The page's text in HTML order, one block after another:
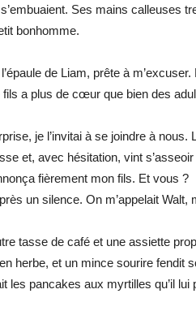
Ses mains calleuses
bonhomme.
de Liam, prête à
a plus de cœur que bien des
je l’invitai à se joindre à
et, avec hésitation, vint
fièrement mon fils. Et vous ?
un silence. On m’appelait
tasse de café et une assiette
herbe, et un mince sourire fendit
les pancakes aux myrtilles qu’il lui